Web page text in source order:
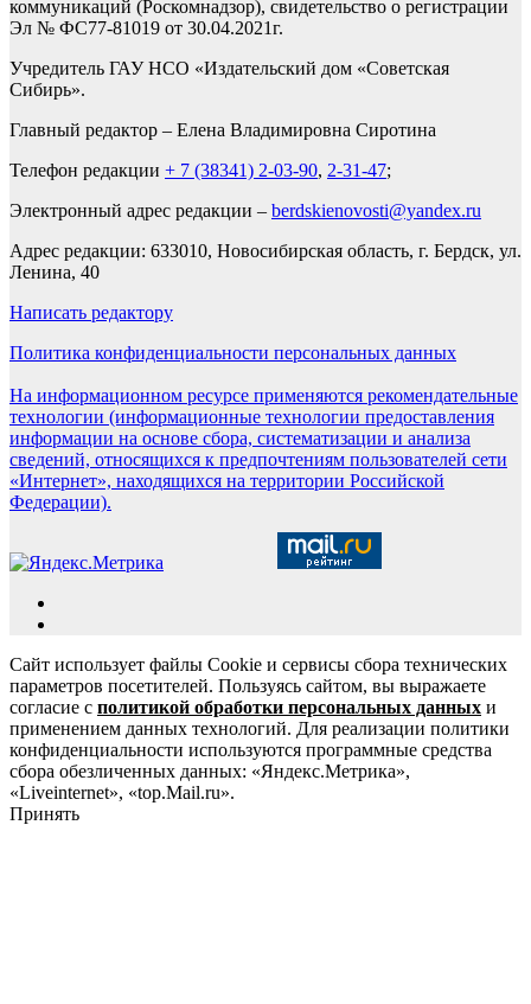
коммуникаций (Роскомнадзор), свидетельство о регистрации
Эл № ФС77-81019 от 30.04.2021г.
Учредитель ГАУ НСО «Издательский дом «Советская
Сибирь».
Главный редактор – Елена Владимировна Сиротина
Телефон редакции + 7 (38341) 2-03-90, 2-31-47;
Электронный адрес редакции – berdskienovosti@yandex.ru
Адрес редакции: 633010, Новосибирская область, г. Бердск, ул.
Ленина, 40
Написать редактору
Политика конфиденциальности персональных данных
На информационном ресурсе применяются рекомендательные
технологии (информационные технологии предоставления
информации на основе сбора, систематизации и анализа
сведений, относящихся к предпочтениям пользователей сети
«Интернет», находящихся на территории Российской
Федерации).
Сайт использует файлы Cookie и сервисы сбора технических
параметров посетителей. Пользуясь сайтом, вы выражаете
согласие с политикой обработки персональных данных и
применением данных технологий. Для реализации политики
конфиденциальности используются программные средства
сбора обезличенных данных: «Яндекс.Метрика»,
«Liveinternet», «top.Mail.ru».
Принять